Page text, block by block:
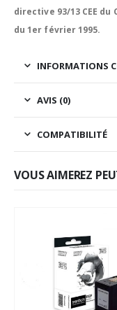
directive 93/13 CEE du
du 1er février 1995.
INFORMATIONS
AVIS (0)
COMPATIBILITÉ
VOUS AIMEREZ